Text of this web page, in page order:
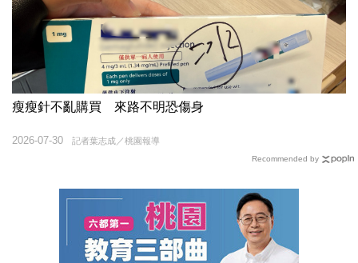
瘦瘦針不亂購買 來路不明恐傷身
記者葉志成／桃園報導
2026-07-30
Recommended by